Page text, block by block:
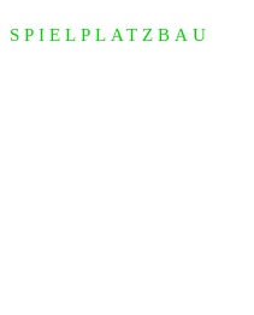
SPIELPLATZBAU